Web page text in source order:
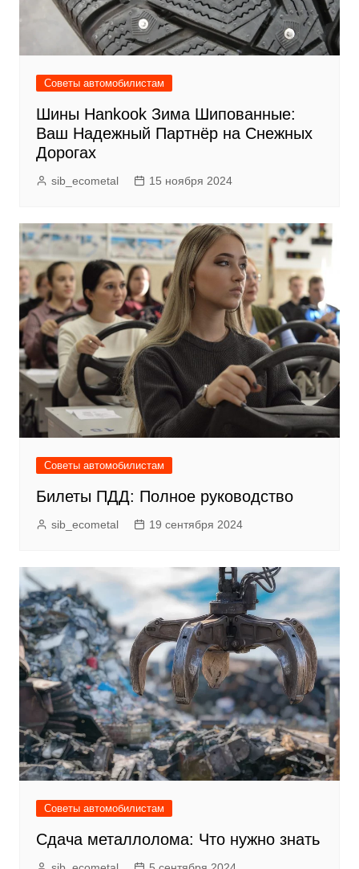
Советы автомобилистам
Шины Hankook Зима Шипованные:
Ваш Надежный Партнёр на Снежных
Дорогах
sib_ecometal 15 ноября 2024
Советы автомобилистам
Билеты ПДД: Полное руководство
sib_ecometal 19 сентября 2024
Советы автомобилистам
Сдача металлолома: Что нужно знать